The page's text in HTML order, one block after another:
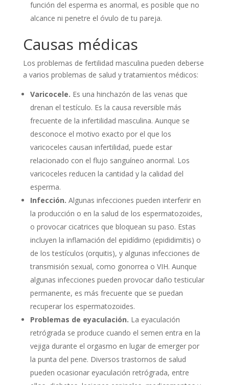
función del esperma es anormal, es posible que no
alcance ni penetre el óvulo de tu pareja.
Causas médicas
Los problemas de fertilidad masculina pueden deberse
a varios problemas de salud y tratamientos médicos:
Varicocele. Es una hinchazón de las venas que
drenan el testículo. Es la causa reversible más
frecuente de la infertilidad masculina. Aunque se
desconoce el motivo exacto por el que los
varicoceles causan infertilidad, puede estar
relacionado con el flujo sanguíneo anormal. Los
varicoceles reducen la cantidad y la calidad del
esperma.
Infección. Algunas infecciones pueden interferir en
la producción o en la salud de los espermatozoides,
o provocar cicatrices que bloquean su paso. Estas
incluyen la inflamación del epidídimo (epididimitis) o
de los testículos (orquitis), y algunas infecciones de
transmisión sexual, como gonorrea o VIH. Aunque
algunas infecciones pueden provocar daño testicular
permanente, es más frecuente que se puedan
recuperar los espermatozoides.
Problemas de eyaculación. La eyaculación
retrógrada se produce cuando el semen entra en la
vejiga durante el orgasmo en lugar de emerger por
la punta del pene. Diversos trastornos de salud
pueden ocasionar eyaculación retrógrada, entre